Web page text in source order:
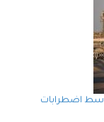
وسط اضطرابات